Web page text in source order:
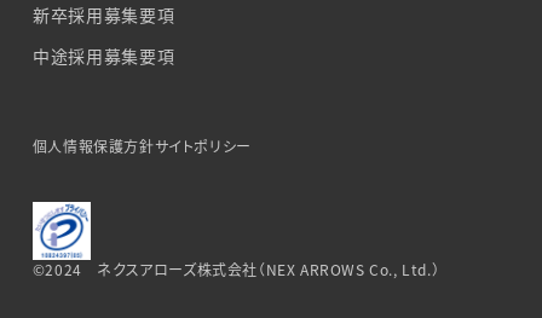
新卒採用募集要項
中途採用募集要項
個人情報保護方針サイトポリシー
©2024 ネクスアローズ株式会社（NEX ARROWS Co., Ltd.）